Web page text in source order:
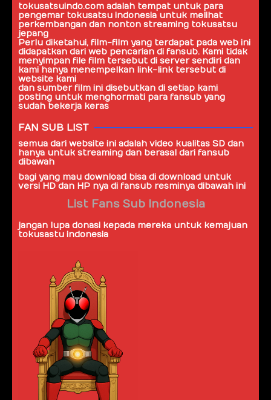
tokusatsuindo.com adalah tempat untuk para
pengemar tokusatsu indonesia untuk melihat
perkembangan dan nonton streaming tokusatsu
jepang
Perlu diketahui, film-film yang terdapat pada web ini
didapatkan dari web pencarian di fansub. Kami tidak
menyimpan file film tersebut di server sendiri dan
kami hanya menempelkan link-link tersebut di
website kami
dan sumber film ini disebutkan di setiap kami
posting untuk menghormati para fansub yang
sudah bekerja keras
FAN SUB LIST
semua dari website ini adalah video kualitas SD dan
hanya untuk streaming dan berasal dari fansub
dibawah
bagi yang mau download bisa di download untuk
versi HD dan HP nya di fansub resminya dibawah ini
List Fans Sub Indonesia
jangan lupa donasi kepada mereka untuk kemajuan
tokusastu indonesia